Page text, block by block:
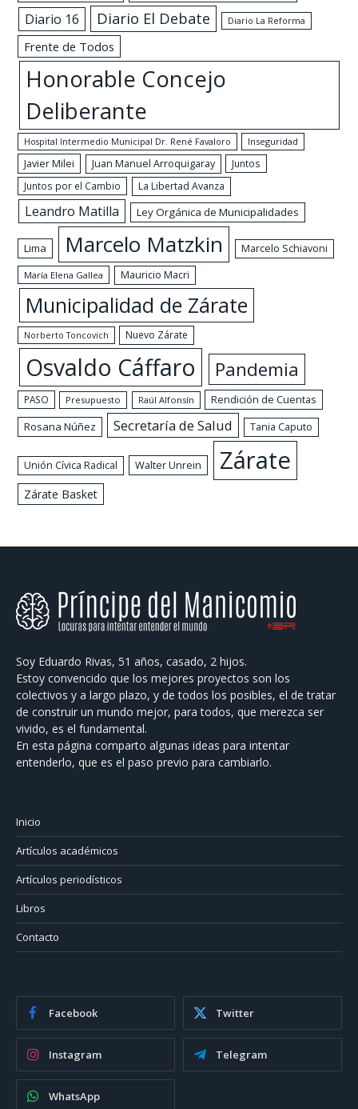
Diario 16 Diario El Debate Diario La Reforma
Frente de Todos
Honorable Concejo
Deliberante
Hospital Intermedio Municipal Dr. René Favaloro Inseguridad
Javier Milei Juan Manuel Arroquigaray
Juntos
Juntos por el Cambio
La Libertad Avanza
Leandro Matilla Ley Orgánica de Municipalidades
Lima Marcelo Matzkin Marcelo Schiavoni
María Elena Gallea Mauricio Macri
Municipalidad de Zárate
Norberto Toncovich Nuevo Zárate
Osvaldo Cáffaro Pandemia
PASO Presupuesto Raúl Alfonsín
Rendición de Cuentas
Rosana Núñez
Secretaría de Salud Tania Caputo
Unión Cívica Radical Walter Unrein Zárate
Zárate Basket
Soy Eduardo Rivas, 51 años, casado, 2 hijos.
Estoy convencido que los mejores proyectos son los
colectivos y a largo plazo, y de todos los posibles, el de tratar
de construir un mundo mejor, para todos, que merezca ser
vivido, es el fundamental.
En esta página comparto algunas ideas para intentar
entenderlo, que es el paso previo para cambiarlo.
Inicio
Artículos académicos
Artículos periodísticos
Libros
Contacto
Facebook Twitter
Instagram Telegram
WhatsApp